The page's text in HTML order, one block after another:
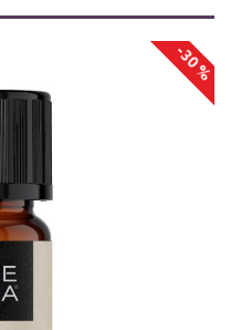
-30 %